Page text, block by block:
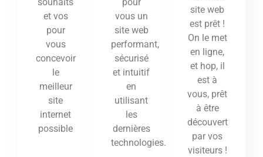
souhaits
et vos
pour
vous
concevoir
le
meilleur
site
internet
possible
pour
vous un
site web
performant,
sécurisé
et intuitif
en
utilisant
les
dernières
technologies.
site web
est prêt !
On le met
en ligne,
et hop, il
est à
vous, prêt
à être
découvert
par vos
visiteurs !